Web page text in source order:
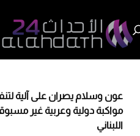
عون وسلام يصران على آلية
مواكبة دولية وعربية غير
اللبناني